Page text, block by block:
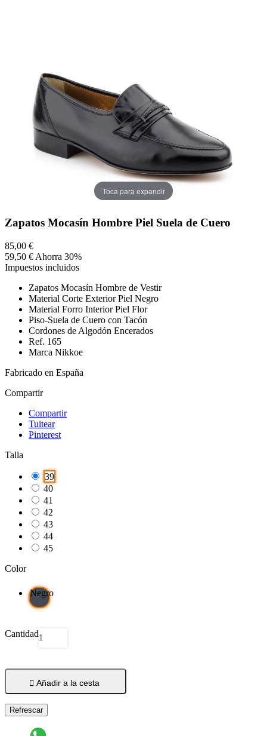
Toca para expandir
Zapatos Mocasín Hombre Piel Suela de Cuero
85,00 €
59,50 € Ahorra 30%
Impuestos incluidos
Zapatos Mocasín Hombre de Vestir
Material Corte Exterior Piel Negro
Material Forro Interior Piel Flor
Piso-Suela de Cuero con Tacón
Cordones de Algodón Encerados
Ref. 165
Marca Nikkoe
Fabricado en España
Compartir
Compartir
Tuitear
Pinterest
Talla
39
40
41
42
43
44
45
Color
Negro
Cantidad
 Añadir a la cesta